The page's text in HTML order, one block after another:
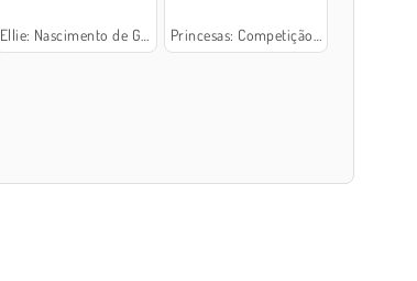
Ellie: Nascimento de Gêmeos Princesas: Competição de Design de Bolsa